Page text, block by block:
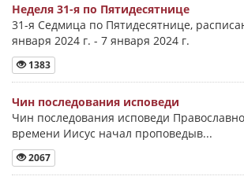
Неделя 31-я по Пятидесятнице
31-я Седмица по Пятидесятнице,
января 2024 г. - 7 января 2024 г.
1383
Чин последования исповеди
Чин последования исповеди
времени Иисус начал проповедыв...
2067